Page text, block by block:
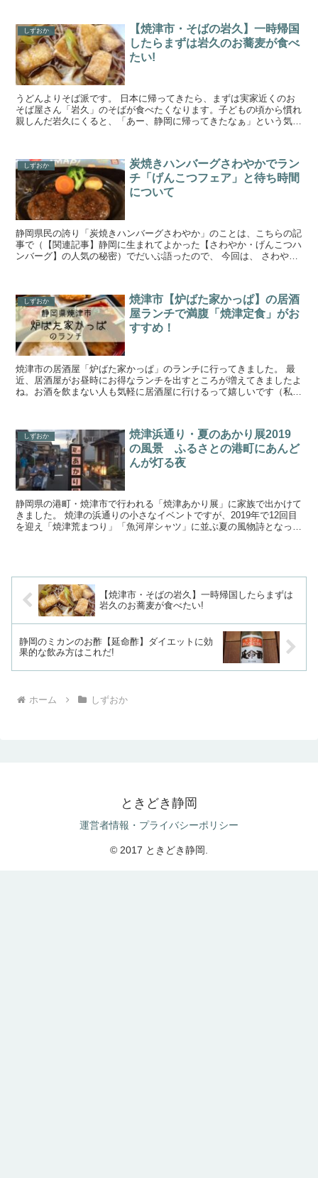
しずおか
【焼津市・そばの岩久】一時帰国
したらまずは岩久のお蕎麦が食べ
たい!
うどんよりそば派です。 日本に帰ってきたら、まずは実家近くのお
そば屋さん「岩久」のそばが食べたくなります。子どもの頃から慣れ
親しんだ岩久にくると、「あー、静岡に帰ってきたなぁ」という気分
しずおか
炭焼きハンバーグさわやかでラン
チ「げんこつフェア」と待ち時間
について
静岡県民の誇り「炭焼きハンバーグさわやか」のことは、こちらの記
事で（【関連記事】静岡に生まれてよかった【さわやか・げんこつハ
ンバーグ】の人気の秘密）でだいぶ語ったので、 今回は、 さわやか
しずおか
焼津市【炉ばた家かっぱ】の居酒
屋ランチで満腹「焼津定食」がお
すすめ！
焼津市の居酒屋「炉ばた家かっぱ」のランチに行ってきました。 最
近、居酒屋がお昼時にお得なランチを出すところが増えてきましたよ
ね。お酒を飲まない人も気軽に居酒屋に行けるって嬉しいです（私、
しずおか
焼津浜通り・夏のあかり展2019
の風景 ふるさとの港町にあんど
んが灯る夜
静岡県の港町・焼津市で行われる「焼津あかり展」に家族で出かけて
きました。 焼津の浜通りの小さなイベントですが、2019年で12回目
を迎え「焼津荒まつり」「魚河岸シャツ」に並ぶ夏の風物詩となって
【焼津市・そばの岩久】一時帰国したらまずは
岩久のお蕎麦が食べたい!
静岡のミカンのお酢【延命酢】ダイエットに効
果的な飲み方はこれだ!
ホーム しずおか
ときどき静岡
運営者情報・プライバシーポリシー
© 2017 ときどき静岡.